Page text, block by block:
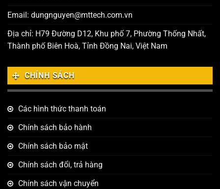
Email: dungnguyen@mttech.com.vn
Địa chỉ: H79 Đường D12, Khu phố 7, Phường Thống Nhất,
Thành phố Biên Hoà, Tỉnh Đồng Nai, Việt Nam
CHÍNH SÁCH
Các hình thức thanh toán
Chính sách bảo hành
Chính sách bảo mật
Chính sách đổi, trả hàng
Chính sách vận chuyển